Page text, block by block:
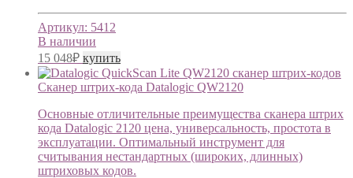
Артикул: 5412
В наличии
15 048₽ купить
Сканер штрих-кода Datalogic QW2120
Основные отличительные преимущества сканера штрих
кода Datalogic 2120 цена, универсальность, простота в
эксплуатации. Оптимальный инструмент для
считывания нестандартных (широких, длинных)
штриховых кодов.